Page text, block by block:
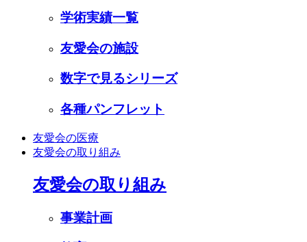
学術実績一覧
友愛会の施設
数字で見るシリーズ
各種パンフレット
友愛会の医療
友愛会の取り組み
友愛会の取り組み
事業計画